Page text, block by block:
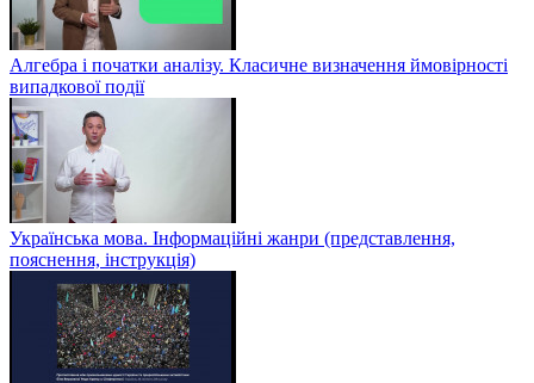
Алгебра і початки аналізу. Класичне визначення ймовірності
випадкової події
Українська мова. Інформаційні жанри (представлення,
пояснення, інструкція)